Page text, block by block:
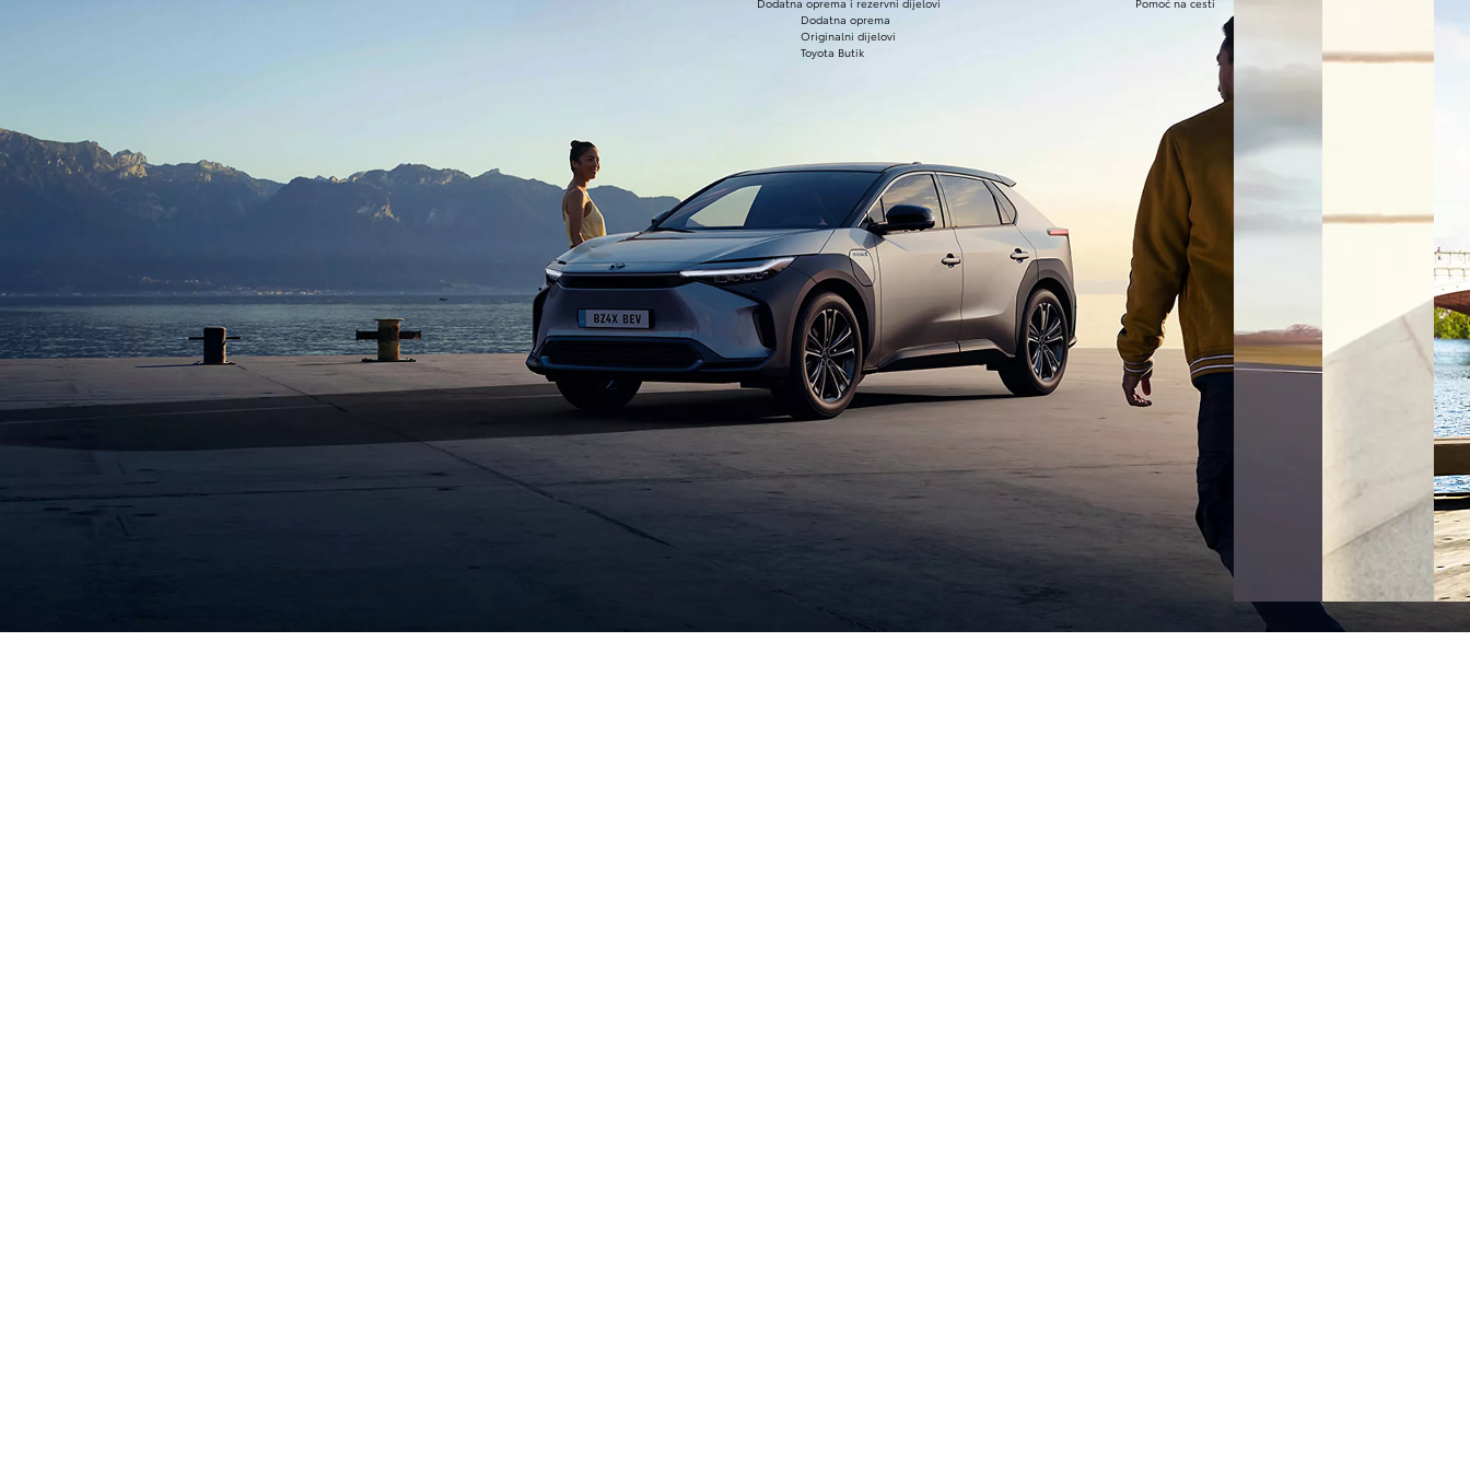
Dodatna oprema
Originalni dijelovi
Toyota Butik